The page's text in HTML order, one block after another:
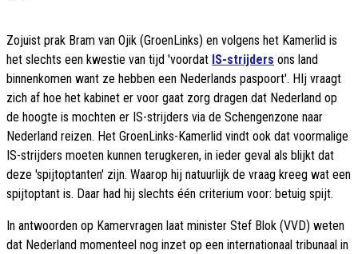
Zojuist prak Bram van Ojik (GroenLinks) en volgens het Kamerlid is
het slechts een kwestie van tijd 'voordat IS-strijders ons land
binnenkomen want ze hebben een Nederlands paspoort'. HIj vraagt
zich af hoe het kabinet er voor gaat zorg dragen dat Nederland op
de hoogte is mochten er IS-strijders via de Schengenzone naar
Nederland reizen. Het GroenLinks-Kamerlid vindt ook dat voormalige
IS-strijders moeten kunnen terugkeren, in ieder geval als blijkt dat
deze 'spijtoptanten' zijn. Waarop hij natuurlijk de vraag kreeg wat een
spijtoptant is. Daar had hij slechts één criterium voor: betuig spijt.
In antwoorden op Kamervragen laat minister Stef Blok (VVD) weten
dat Nederland momenteel nog inzet op een internationaal tribunaal in